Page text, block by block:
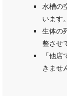
水槽の
います。
生体の
整させ
「他
きませ